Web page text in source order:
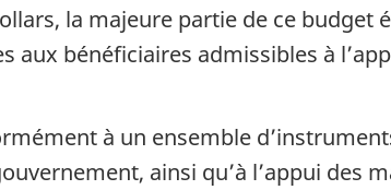
la majeure partie de ce budget
bénéficiaires admissibles à
à un ensemble
ainsi qu’à l’appui des